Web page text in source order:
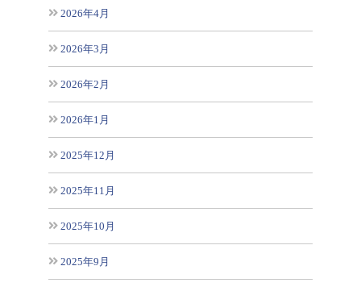
2026年4月
2026年3月
2026年2月
2026年1月
2025年12月
2025年11月
2025年10月
2025年9月